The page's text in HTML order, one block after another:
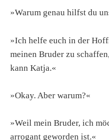
»Warum genau hilfst du
»Ich helfe euch in der
meinen Bruder zu
kann Katja.«
»Okay. Aber warum?«
»Weil mein Bruder, ich
arrogant geworden ist.«